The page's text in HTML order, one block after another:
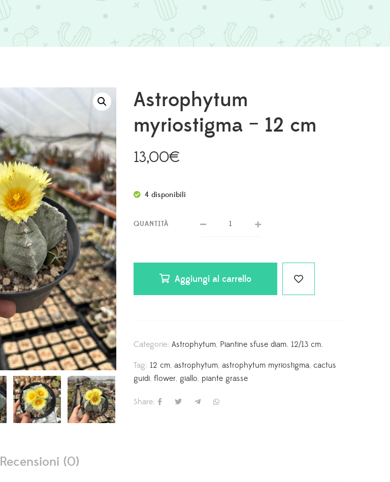
Astrophytum
myriostigma – 12 cm
13,00€
4 disponibili
QUANTITÀ
Aggiungi al carrello
Categorie:Astrophytum, Piantine sfuse diam. 12/13 cm.
Tag: 12 cm,astrophytum,astrophytum myriostigma,cactus
guidi,flower, giallo, piante grasse
Share:
Recensioni (0)